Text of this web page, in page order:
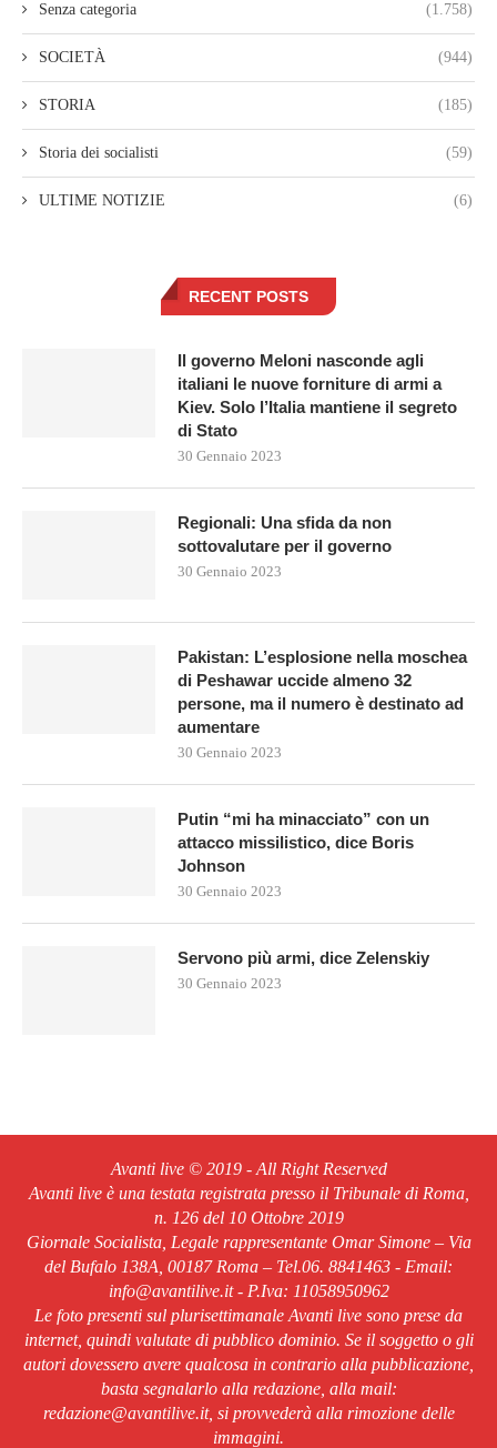
Senza categoria (1.758)
SOCIETÀ (944)
STORIA (185)
Storia dei socialisti (59)
ULTIME NOTIZIE (6)
RECENT POSTS
Il governo Meloni nasconde agli
italiani le nuove forniture di armi a
Kiev. Solo l’Italia mantiene il segreto
di Stato
30 Gennaio 2023
Regionali: Una sfida da non
sottovalutare per il governo
30 Gennaio 2023
Pakistan: L’esplosione nella moschea
di Peshawar uccide almeno 32
persone, ma il numero è destinato ad
aumentare
30 Gennaio 2023
Putin “mi ha minacciato” con un
attacco missilistico, dice Boris
Johnson
30 Gennaio 2023
Servono più armi, dice Zelenskiy
30 Gennaio 2023
Avanti live © 2019 - All Right Reserved
Avanti live è una testata registrata presso il Tribunale di Roma,
n. 126 del 10 Ottobre 2019
Giornale Socialista, Legale rappresentante Omar Simone – Via
del Bufalo 138A, 00187 Roma – Tel.06. 8841463 - Email:
info@avantilive.it - P.Iva: 11058950962
Le foto presenti sul plurisettimanale Avanti live sono prese da
internet, quindi valutate di pubblico dominio. Se il soggetto o gli
autori dovessero avere qualcosa in contrario alla pubblicazione,
basta segnalarlo alla redazione, alla mail:
redazione@avantilive.it, si provvederà alla rimozione delle
immagini.